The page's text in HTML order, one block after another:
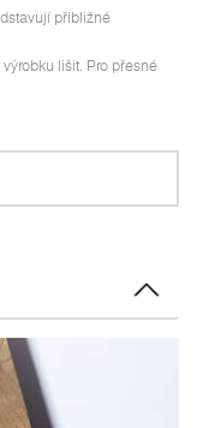
přibližné
lišit. Pro přesné